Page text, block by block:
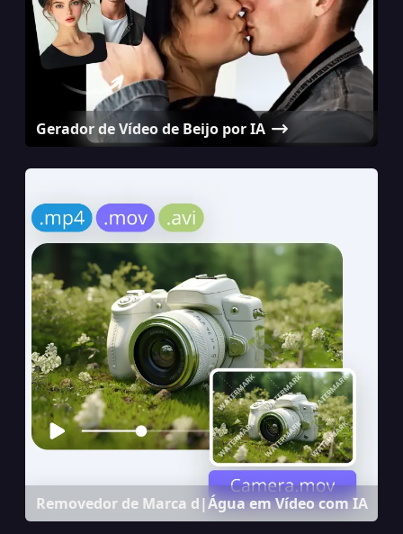
Gerador de Vídeo de Beijo por IA
Removedor de Marca d|Água em Vídeo com IA